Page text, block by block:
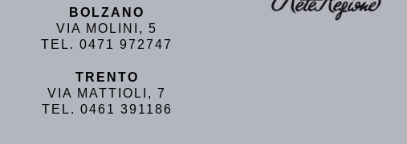
BOLZANO
VIA MOLINI, 5
TEL. 0471 972747
TRENTO
VIA MATTIOLI, 7
TEL. 0461 391186